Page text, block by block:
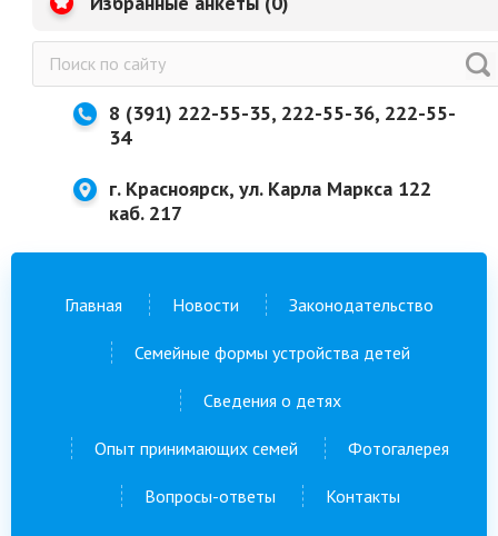
8 (391) 222-55-35, 222-55-36, 222-55-
34
г. Красноярск, ул. Карла Маркса 122
каб. 217
Главная Новости Законодательство
Семейные формы устройства детей
Сведения о детях
Опыт принимающих семей Фотогалерея
Вопросы-ответы Контакты